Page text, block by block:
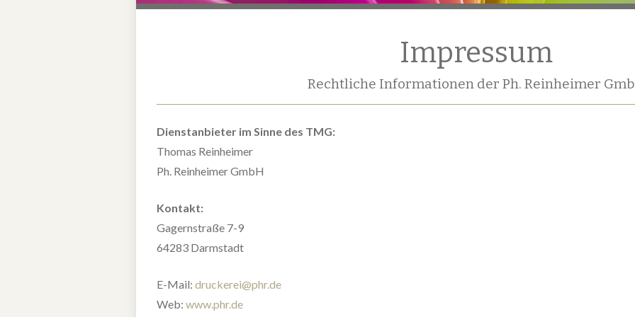
Impressum
Rechtliche Informationen der Ph. Reinheimer
Dienstanbieter im Sinne des TMG:
Thomas Reinheimer
Ph. Reinheimer GmbH
Kontakt:
Gagernstraße 7-9
64283 Darmstadt
E-Mail: druckerei@phr.de
Web: www.phr.de